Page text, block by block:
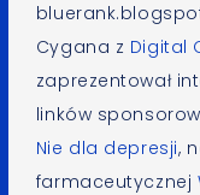
Cygana z Digital
zaprezentował
linków
Nie dla depresji,
farmaceutycznej